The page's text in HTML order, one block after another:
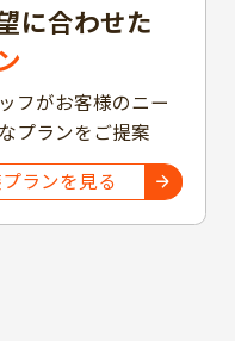
に合わせた
フがお客様のニー
プランをご提案
ランを見る